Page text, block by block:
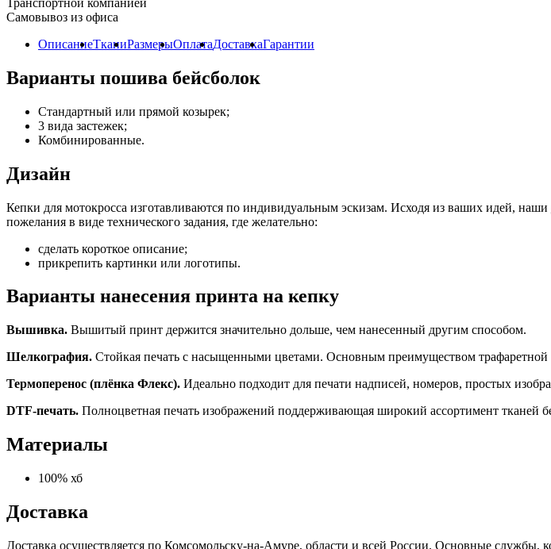
Самовывоз из офиса
ОписаниеТканиРазмерыОплатаДоставкаГарантии
Варианты пошива бейсболок
Стандартный или прямой козырек;
3 вида застежек;
Комбинированные.
Дизайн
Кепки для мотокросса изготавливаются по индивидуальным эскизам. Исходя из ваших идей,
пожелания в виде технического задания, где желательно:
сделать короткое описание;
прикрепить картинки или логотипы.
Варианты нанесения принта на кепку
Вышивка. Вышитый принт держится значительно дольше, чем нанесенный другим способом.
Шелкография. Стойкая печать с насыщенными цветами. Основным преимуществом трафаретной
Термоперенос (плёнка Флекс). Идеально подходит для печати надписей, номеров, простых
DTF-печать. Полноцветная печать изображений поддерживающая широкий ассортимент тканей
Материалы
100% хб
Доставка
Доставка осуществляется по Комсомольску-на-Амуре, области и всей России. Основные службы,